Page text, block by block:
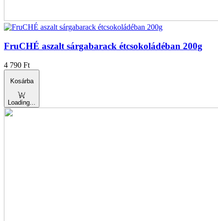
FruCHÉ aszalt sárgabarack étcsokoládéban 200g
4 790 Ft
Kosárba
Loading...